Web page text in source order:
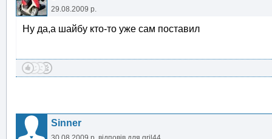
29.08.2009 р.
Ну да,а шайбу кто-то уже сам поставил
Sinner